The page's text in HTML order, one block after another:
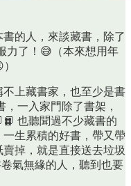
的人，來談藏書，除了
力了！😅（本來想用年
上藏書家，也至少是書
一入家門除了書架，
也聽聞過不少藏書的
生累積的好書，帶又帶
掉，就是直接送去垃圾
氣無緣的人，聽到也要